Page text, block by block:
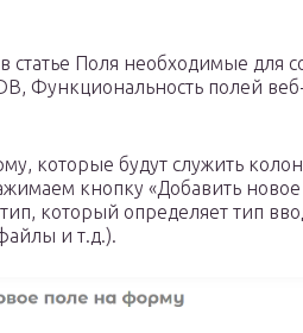
Поля необходимые для
Функциональность полей
которые будут служить
кнопку «Добавить
который определяет тип
и т.д.).